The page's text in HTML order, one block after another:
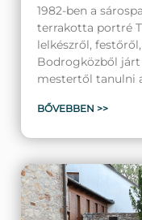
1982-ben a
terrakotta portré
lelkészről,
Bodrogközből járt
mestertől tanulni
BŐVEBBEN >>